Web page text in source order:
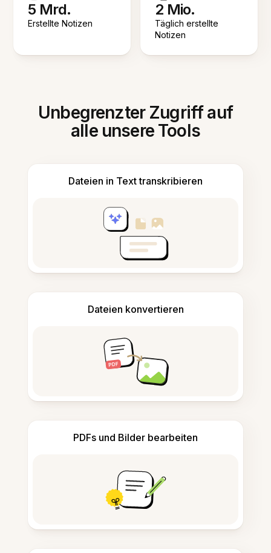
5 Mrd.
Erstellte Notizen
2 Mio.
Täglich erstellte
Notizen
Unbegrenzter Zugriff auf
alle unsere Tools
Dateien in Text transkribieren
Dateien konvertieren
PDFs und Bilder bearbeiten